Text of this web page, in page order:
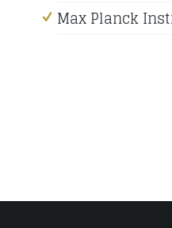
Max Planck